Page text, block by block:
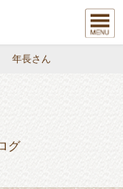
メニュ
年長さん
グ